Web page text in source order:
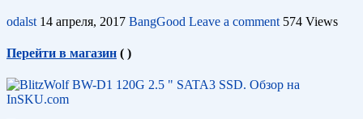
odalst 14 апреля, 2017 BangGood Leave a comment 574 Views
Перейти в магазин ( )